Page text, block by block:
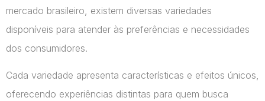
mercado brasileiro, existem diversas variedades
disponíveis para atender às preferências e necessidades
dos consumidores.
Cada variedade apresenta características e efeitos únicos,
oferecendo experiências distintas para quem busca